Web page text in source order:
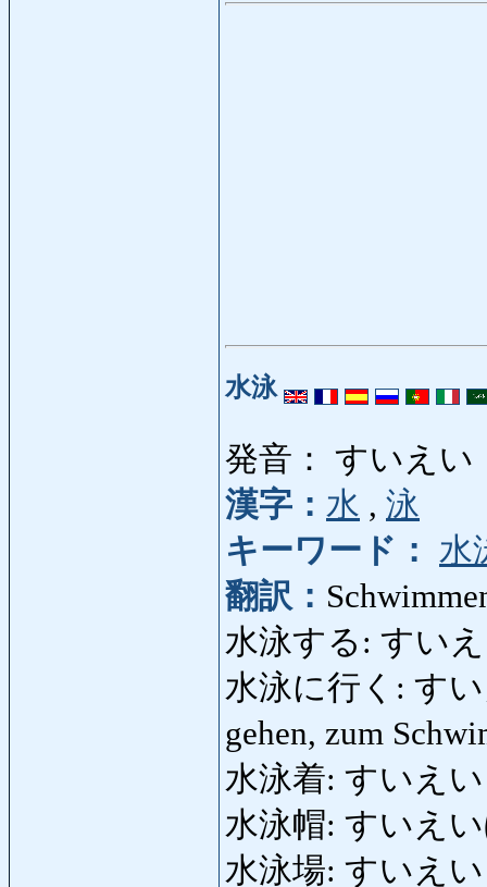
水泳
発音： すいえい
漢字： 水 , 泳
キーワード： 水
翻訳：
水泳する: すい
水泳に行く: すい
gehen, zum
水泳着: すいえ
水泳帽: すいえい
水泳場: すいえい